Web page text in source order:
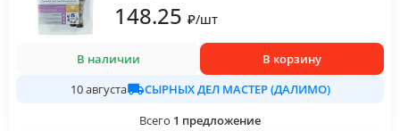
148.25 ₽/шт
В наличии
В корзину
10 августа
СЫРНЫХ ДЕЛ МАСТЕР (ДАЛИМО)
Всего 1 предложение